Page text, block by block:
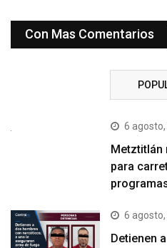
Con Mas Comentarios
6
Metztitlán
para
6
Detienen